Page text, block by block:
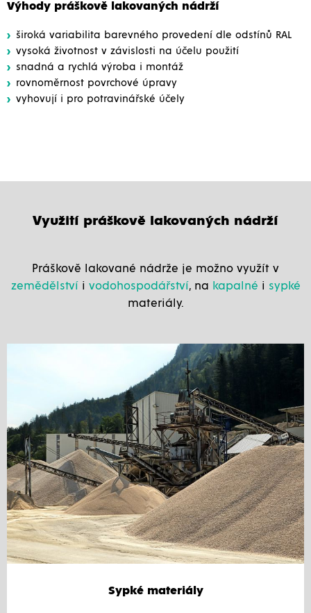
Výhody práškově lakovaných nádrží
široká variabilita barevného provedení dle odstínů RAL
vysoká životnost v závislosti na účelu použití
snadná a rychlá výroba i montáž
rovnoměrnost povrchové úpravy
vyhovují i pro potravinářské účely
Využití práškově lakovaných nádrží
Práškově lakované nádrže je možno využít v
zemědělství i vodohospodářství, na kapalné i sypké
materiály.
Sypké materiály